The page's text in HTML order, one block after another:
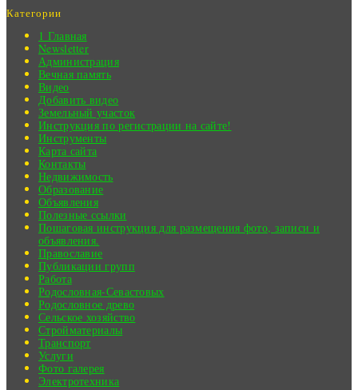
Категории
1 Главная
Newsletter
Администрация
Вечная память
Видео
Добавить видео
Земельный участок
Инструкция по регистрации на сайте!
Инструменты
Карта сайта
Контакты
Недвижимость
Образование
Объявления
Полезные ссылки
Пошаговая инструкция для размещения фото, записи и
объявления.
Православие
Публикации групп
Работа
Родословная-Севастовых
Родословное древо
Сельское хозяйство
Стройматериалы
Транспорт
Услуги
Фото галерея
Электротехника